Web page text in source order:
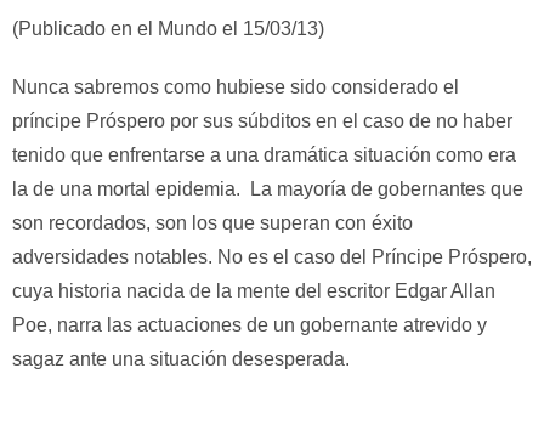
(Publicado en el Mundo el 15/03/13)
Nunca sabremos como hubiese sido considerado el
príncipe Próspero por sus súbditos en el caso de no haber
tenido que enfrentarse a una dramática situación como era
la de una mortal epidemia. La mayoría de gobernantes que
son recordados, son los que superan con éxito
adversidades notables. No es el caso del Príncipe Próspero,
cuya historia nacida de la mente del escritor Edgar Allan
Poe, narra las actuaciones de un gobernante atrevido y
sagaz ante una situación desesperada.